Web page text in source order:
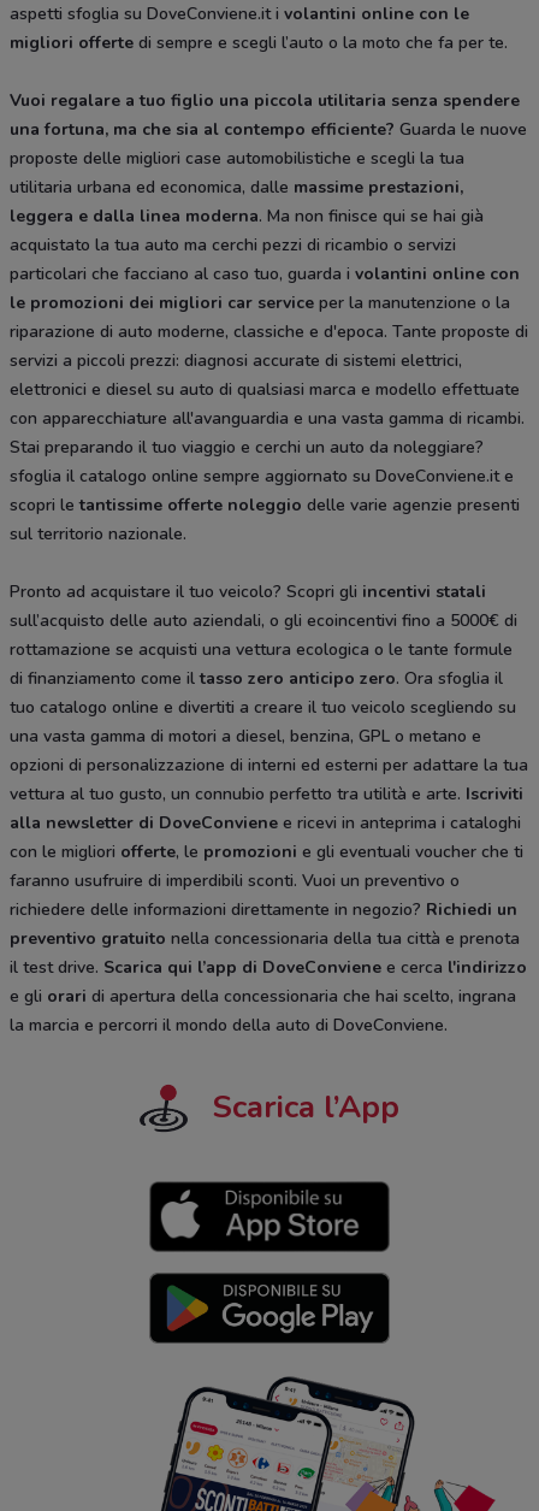
aspetti sfoglia su DoveConviene.it i volantini online con le
migliori offerte di sempre e scegli l’auto o la moto che fa per te.
Vuoi regalare a tuo figlio una piccola utilitaria senza spendere
una fortuna, ma che sia al contempo efficiente? Guarda le nuove
proposte delle migliori case automobilistiche e scegli la tua
utilitaria urbana ed economica, dalle massime prestazioni,
leggera e dalla linea moderna. Ma non finisce qui se hai già
acquistato la tua auto ma cerchi pezzi di ricambio o servizi
particolari che facciano al caso tuo, guarda i volantini online con
le promozioni dei migliori car service per la manutenzione o la
riparazione di auto moderne, classiche e d'epoca. Tante proposte di
servizi a piccoli prezzi: diagnosi accurate di sistemi elettrici,
elettronici e diesel su auto di qualsiasi marca e modello effettuate
con apparecchiature all'avanguardia e una vasta gamma di ricambi.
Stai preparando il tuo viaggio e cerchi un auto da noleggiare?
sfoglia il catalogo online sempre aggiornato su DoveConviene.it e
scopri le tantissime offerte noleggio delle varie agenzie presenti
sul territorio nazionale.
Pronto ad acquistare il tuo veicolo? Scopri gli incentivi statali
sull’acquisto delle auto aziendali, o gli ecoincentivi fino a 5000€ di
rottamazione se acquisti una vettura ecologica o le tante formule
di finanziamento come iltasso zero anticipo zero. Ora sfoglia il
tuo catalogo online e divertiti a creare il tuo veicolo scegliendo su
una vasta gamma di motori a diesel, benzina, GPL o metano e
opzioni di personalizzazione di interni ed esterni per adattare la tua
vettura al tuo gusto, un connubio perfetto tra utilità e arte. Iscriviti
alla newsletter di DoveConviene e ricevi in anteprima i cataloghi
con le migliori offerte, le promozioni e gli eventuali voucher che ti
faranno usufruire di imperdibili sconti. Vuoi un preventivo o
richiedere delle informazioni direttamente in negozio? Richiedi un
preventivo gratuito nella concessionaria della tua città e prenota
il test drive. Scarica qui l’app di DoveConviene e cerca l'indirizzo
e gli orari di apertura della concessionaria che hai scelto, ingrana
la marcia e percorri il mondo della auto di DoveConviene.
Scarica l’App